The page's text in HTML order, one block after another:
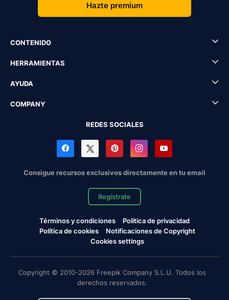
Hazte premium
CONTENIDO
HERRAMIENTAS
AYUDA
COMPANY
REDES SOCIALES
Consigue recursos exclusivos directamente en tu email
Regístrate
Términos y condiciones
Política de privacidad
Política de cookies
Notificaciones de Copyright
Cookies settings
Copyright © 2010-2026 Freepik Company S.L.U. Todos los
derechos reservados.